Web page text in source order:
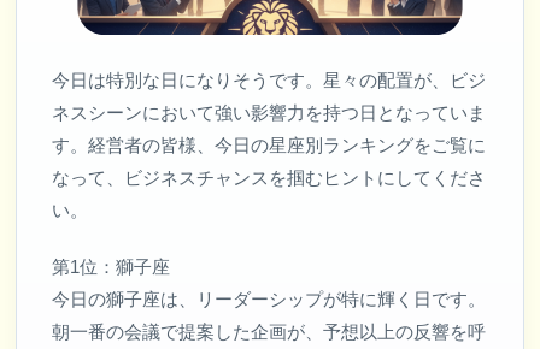
今日は特別な日になりそうです。星々の配置が、ビジ
ネスシーンにおいて強い影響力を持つ日となっていま
す。経営者の皆様、今日の星座別ランキングをご覧に
なって、ビジネスチャンスを掴むヒントにしてくださ
い。
第1位：獅子座
今日の獅子座は、リーダーシップが特に輝く日です。
朝一番の会議で提案した企画が、予想以上の反響を呼